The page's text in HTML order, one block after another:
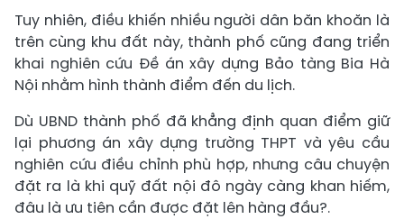
Tuy nhiên, điều khiến nhiều người dân băn khoăn là
trên cùng khu đất này, thành phố cũng đang triển
khai nghiên cứu Đề án xây dựng Bảo tàng Bia Hà
Nội nhằm hình thành điểm đến du lịch.
Dù UBND thành phố đã khẳng định quan điểm giữ
lại phương án xây dựng trường THPT và yêu cầu
nghiên cứu điều chỉnh phù hợp, nhưng câu chuyện
đặt ra là khi quỹ đất nội đô ngày càng khan hiếm,
đâu là ưu tiên cần được đặt lên hàng đầu?.